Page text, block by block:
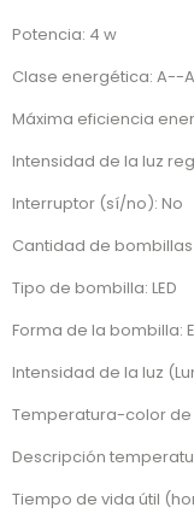
Potencia: 4 w
Clase energética: A--
Máxima eficiencia
Intensidad de la luz
Interruptor (sí/no): No
Cantidad de
Tipo de bombilla: LED
Forma de la bombilla:
Intensidad de la luz
Temperatura-color de
Descripción
Tiempo de vida útil